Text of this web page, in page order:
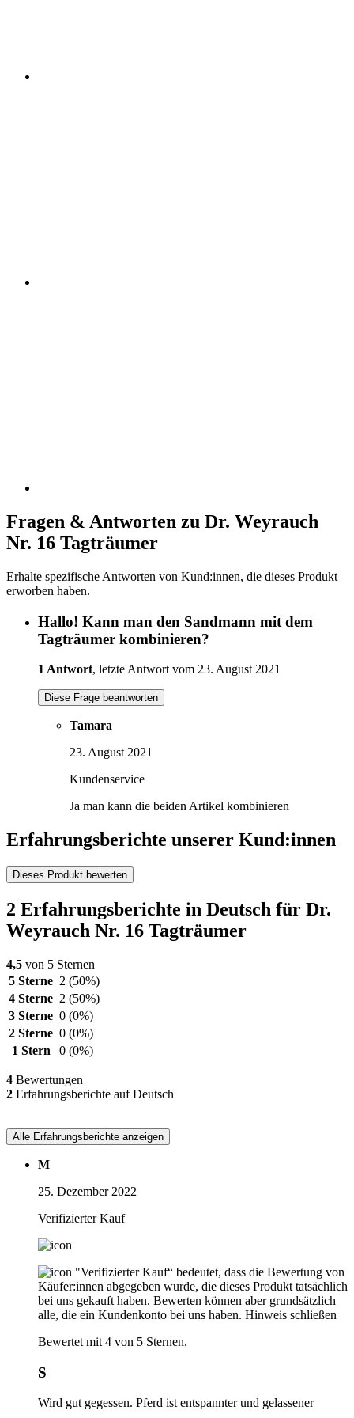
Fragen & Antworten zu Dr. Weyrauch
Nr. 16 Tagträumer
Erhalte spezifische Antworten von Kund:innen, die dieses Produkt
erworben haben.
Hallo! Kann man den Sandmann mit dem
Tagträumer kombinieren?
1 Antwort, letzte Antwort vom 23. August 2021
Diese Frage beantworten
Tamara
23. August 2021
Kundenservice
Ja man kann die beiden Artikel kombinieren
Erfahrungsberichte unserer Kund:innen
Dieses Produkt bewerten
2 Erfahrungsberichte in Deutsch für Dr.
Weyrauch Nr. 16 Tagträumer
4,5 von 5 Sternen
5 Sterne 2 (50%)
4 Sterne 2 (50%)
3 Sterne 0 (0%)
2 Sterne 0 (0%)
1 Stern
0 (0%)
4 Bewertungen
2 Erfahrungsberichte auf Deutsch
Alle Erfahrungsberichte anzeigen
M
25. Dezember 2022
Verifizierter Kauf
"Verifizierter Kauf“ bedeutet, dass die Bewertung von
Käufer:innen abgegeben wurde, die dieses Produkt tatsächlich
bei uns gekauft haben. Bewerten können aber grundsätzlich
alle, die ein Kundenkonto bei uns haben. Hinweis schließen
Bewertet mit 4 von 5 Sternen.
S
Wird gut gegessen. Pferd ist entspannter und gelassener